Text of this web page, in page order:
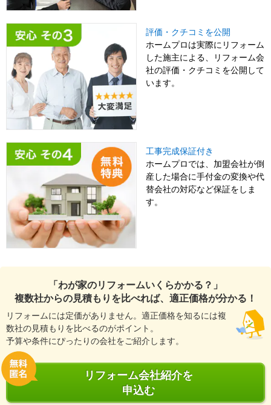
評価・クチコミを公開
ホームプロは実際にリフォーム
した施主による、リフォーム会
社の評価・クチコミを公開して
います。
工事完成保証付き
ホームプロでは、加盟会社が倒
産した場合に手付金の変換や代
替会社の対応など保証をしま
す。
「わが家のリフォームいくらかかる？」
複数社からの見積もりを比べれば、適正価格が分かる！
リフォームには定価がありません。適正価格を知るには複
数社の見積もりを比べるのがポイント。
予算や条件にぴったりの会社をご紹介します。
リフォーム会社紹介を
申込む